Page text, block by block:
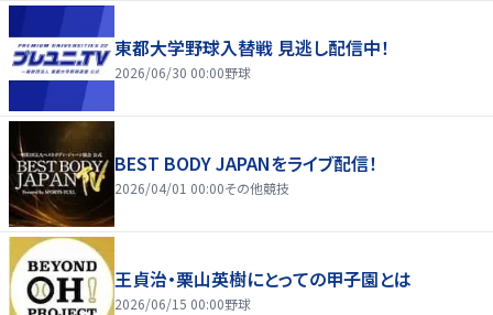
東都大学野球入替戦 見逃し配信中！
2026/06/30 00:00野球
BEST BODY JAPANをライブ配信！
2026/04/01 00:00その他競技
王貞治・栗山英樹にとっての甲子園とは
2026/06/15 00:00野球